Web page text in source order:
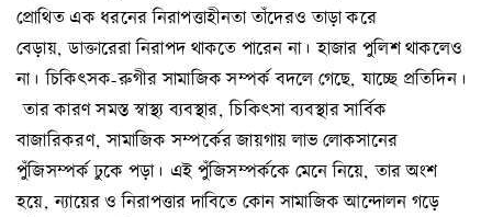
প্রোথিত এক ধরনের নিরাপত্তাহীনতা তাঁদেরও তাড়া করে
বেড়ায়, ডাক্তারেরা নিরাপদ থাকতে পারেন না। হাজার পুলিশ থাকলেও
না। চিকিৎসক-রুগীর সামাজিক সম্পর্ক বদলে গেছে, যাচ্ছে প্রতিদিন।
তার কারণ সমস্ত স্বাস্থ্য ব্যবস্থার, চিকিৎসা ব্যবস্থার সার্বিক
বাজারিকরণ, সামাজিক সম্পর্কের জায়গায় লাভ লোকসানের
পুঁজিসম্পর্ক ঢুকে পড়া। এই পুঁজিসম্পর্ককে মেনে নিয়ে, তার অংশ
হয়ে, ন্যায়ের ও নিরাপত্তার দাবিতে কোন সামাজিক আন্দোলন গড়ে